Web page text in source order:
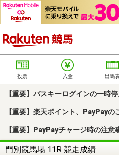
投票 入金 出馬
【重要】パスキーログインの一時
【重要】楽天ポイント、PayPay
【重要】PayPayチャージ時の注意
門別競馬場 11R 競走成績